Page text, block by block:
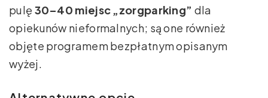
pulę 30–40 miejsc „zorgparking” dla
opiekunów nieformalnych; są one również
objęte programem bezpłatnym opisanym
wyżej.